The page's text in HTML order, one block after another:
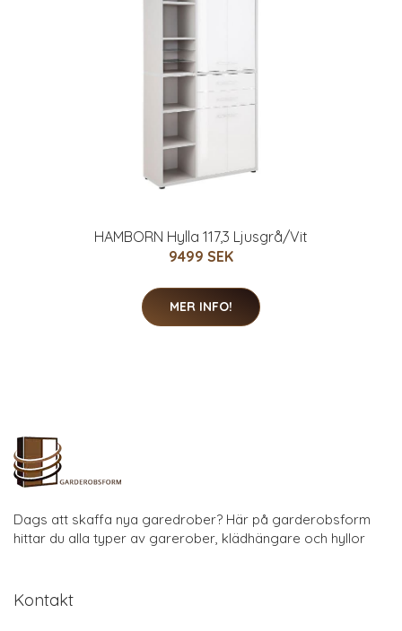
HAMBORN Hylla 117,3 Ljusgrå/Vit
9499 SEK
MER INFO!
Dags att skaffa nya garedrober? Här på garderobsform
hittar du alla typer av garerober, klädhängare och hyllor
Kontakt